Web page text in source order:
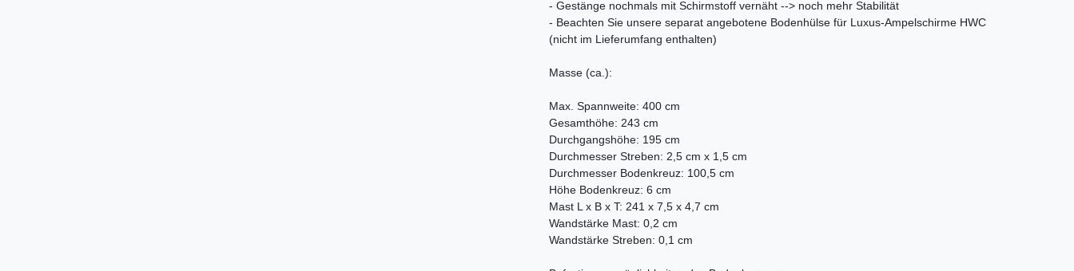
- Gestänge nochmals mit Schirmstoff vernäht --> noch mehr Stabilität
- Beachten Sie unsere separat angebotene Bodenhülse für Luxus-Ampelschirme HWC
(nicht im Lieferumfang enthalten)
Masse (ca.):
Max. Spannweite: 400 cm
Gesamthöhe: 243 cm
Durchgangshöhe: 195 cm
Durchmesser Streben: 2,5 cm x 1,5 cm
Durchmesser Bodenkreuz: 100,5 cm
Höhe Bodenkreuz: 6 cm
Mast L x B x T: 241 x 7,5 x 4,7 cm
Wandstärke Mast: 0,2 cm
Wandstärke Streben: 0,1 cm